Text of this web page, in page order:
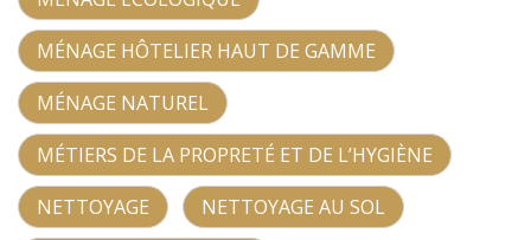
MÉNAGE HÔTELIER HAUT DE GAMME
MÉNAGE NATUREL
MÉTIERS DE LA PROPRETÉ ET DE L’HYGIÈNE
NETTOYAGE
NETTOYAGE AU SOL